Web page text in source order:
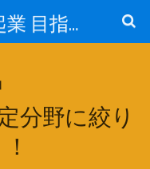
輸入ビジネスで起業 目指せ年商10億円 最近はアマゾン輸入やってます。
分野に絞り